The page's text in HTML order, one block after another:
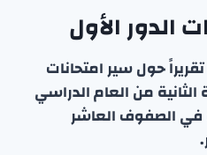
الدور الأول
حول سير امتحانات
الثانية من العام الدراسي
في الصفوف العاشر